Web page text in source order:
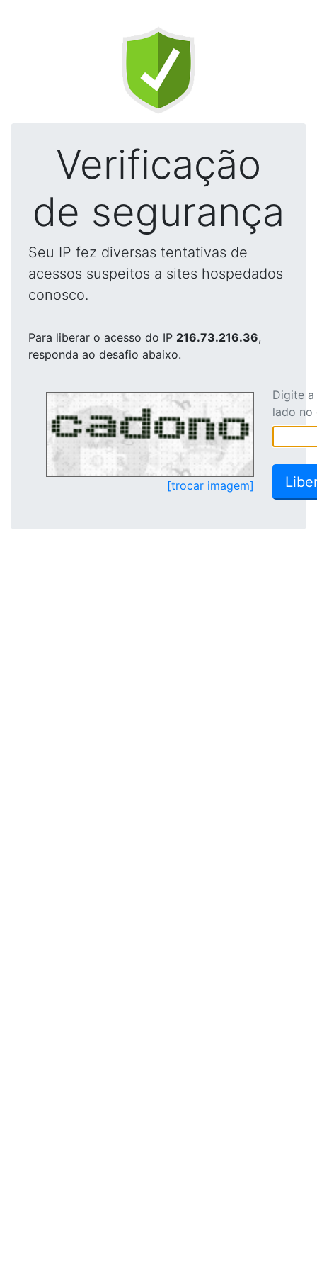
Verificação
de segurança
Seu IP fez diversas tentativas de
acessos suspeitos a sites hospedados
conosco.
Para liberar o acesso do IP 216.73.216.36,
responda ao desafio abaixo.
[trocar imagem]
Digite
lado no